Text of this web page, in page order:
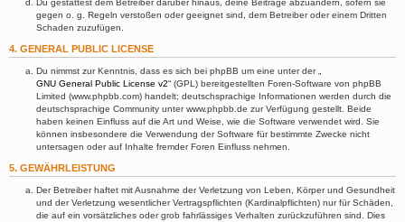
Du gestattest dem Betreiber darüber hinaus, deine Beiträge abzuändern, sofern sie
gegen o. g. Regeln verstoßen oder geeignet sind, dem Betreiber oder einem Dritten
Schaden zuzufügen.
4. GENERAL PUBLIC LICENSE
Du nimmst zur Kenntnis, dass es sich bei phpBB um eine unter der „
GNU General Public License v2“ (GPL) bereitgestellten Foren-Software von phpBB
Limited (www.phpbb.com) handelt; deutschsprachige Informationen werden durch die
deutschsprachige Community unter www.phpbb.de zur Verfügung gestellt. Beide
haben keinen Einfluss auf die Art und Weise, wie die Software verwendet wird. Sie
können insbesondere die Verwendung der Software für bestimmte Zwecke nicht
untersagen oder auf Inhalte fremder Foren Einfluss nehmen.
5. GEWÄHRLEISTUNG
Der Betreiber haftet mit Ausnahme der Verletzung von Leben, Körper und Gesundheit
und der Verletzung wesentlicher Vertragspflichten (Kardinalpflichten) nur für Schäden,
die auf ein vorsätzliches oder grob fahrlässiges Verhalten zurückzuführen sind. Dies